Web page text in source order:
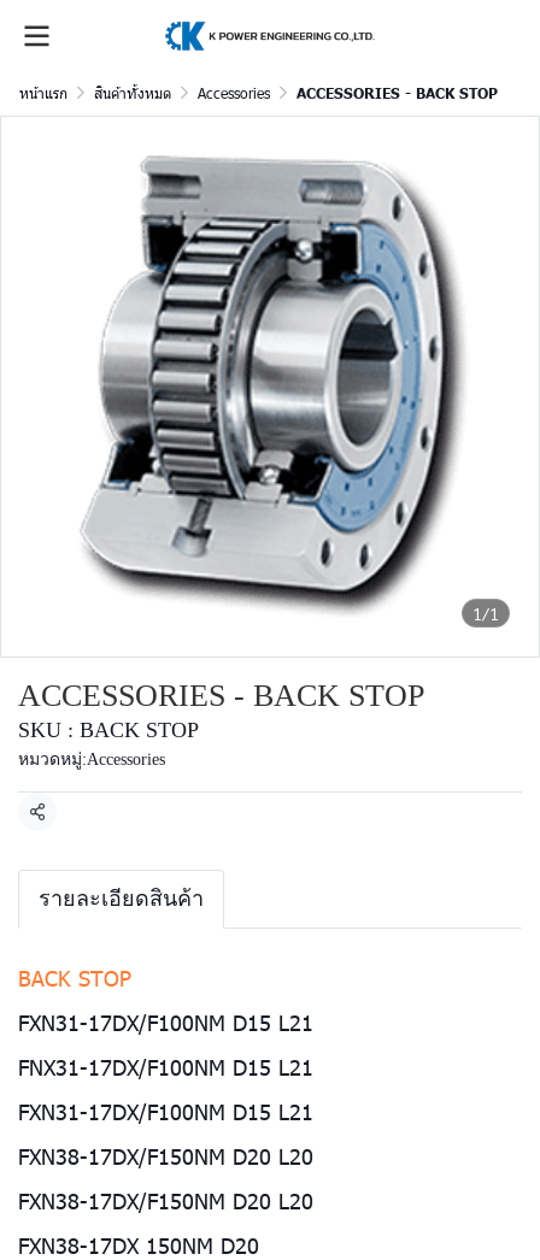
หน้าแรก สินค้าทั้งหมด Accessories ACCESSORIES - BACK STOP
1/1
ACCESSORIES - BACK STOP
SKU : BACK STOP
หมวดหมู่:Accessories
แชร์
รายละเอียดสินค้า
BACK STOP
FXN31-17DX/F100NM D15 L21
FNX31-17DX/F100NM D15 L21
FXN31-17DX/F100NM D15 L21
FXN38-17DX/F150NM D20 L20
FXN38-17DX/F150NM D20 L20
FXN38-17DX 150NM D20